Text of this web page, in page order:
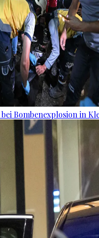
Bombenexplosion in